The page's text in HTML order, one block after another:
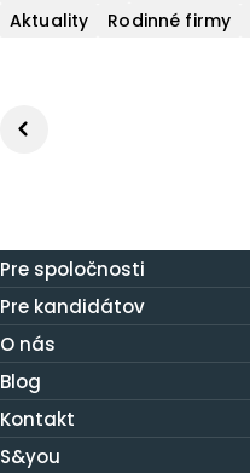
Aktuality
Rodinné firmy
page
Pre spoločnosti
Pre kandidátov
O nás
Blog
Kontakt
S&you